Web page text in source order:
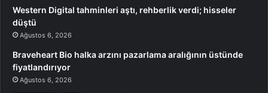
Western Digital tahminleri aştı, rehberlik verdi; hisseler
düştü
Ağustos 6, 2026
Braveheart Bio halka arzını pazarlama aralığının üstünde
fiyatlandırıyor
Ağustos 6, 2026